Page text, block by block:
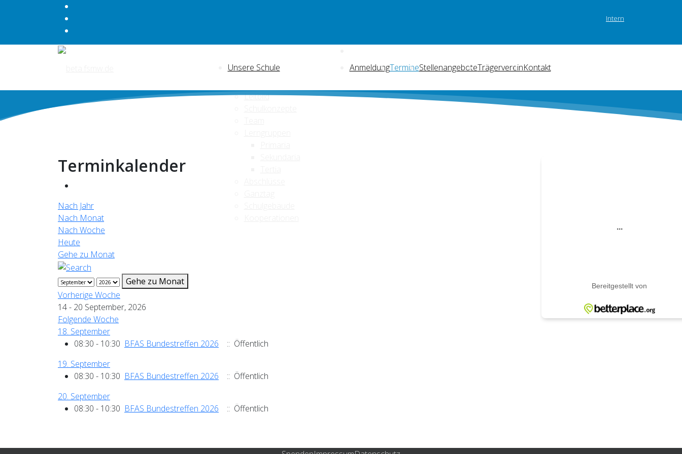
Intern
Unsere Schule
Leitbild
AnmeldungTermineStellenangeboteTrägervereinKontakt
Terminkalender
Nach Jahr
Nach Monat
Nach Woche
Heute
Gehe zu Monat
Gehe zu Monat
Vorherige Woche
14 - 20 September, 2026
Folgende Woche
18. September
08:30 - 10:30 BFAS Bundestreffen 2026
:: Öffentlich
19. September
08:30 - 10:30 BFAS Bundestreffen 2026
:: Öffentlich
20. September
08:30 - 10:30 BFAS Bundestreffen 2026 :: Öffentlich